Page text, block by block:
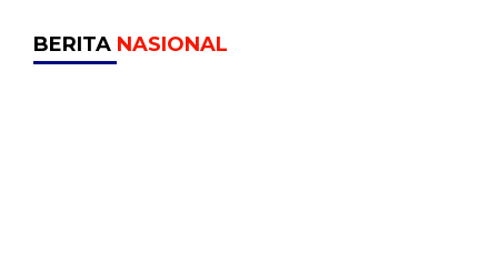
BERITA NASIONAL